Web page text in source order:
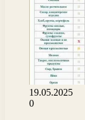
19.05.2025
0